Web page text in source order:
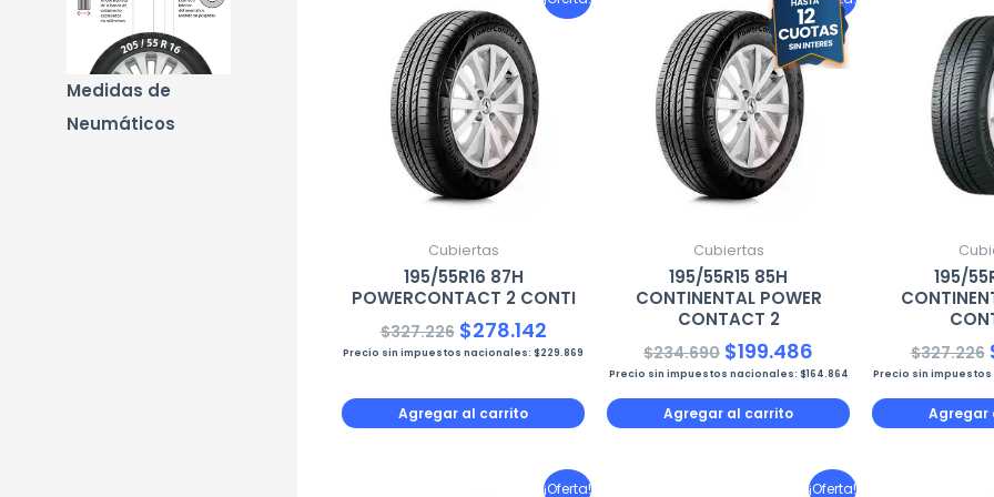
Medidas de
Neumáticos
Cubiertas
195/55R16 87H
POWERCONTACT 2 CONTI
$327.226
precio
original
era:
$327.226.
$278.142
precio
Precio sin impuestos nacionales:$229.869
Agregar al carrito
Cubiertas
195/55R15 85H
CONTINENTAL POWER
CONTACT 2
$234.690
precio
original
era:
$234.690.
$199.486
precio
actual
es:
Precio sin impuestos nacionales: $164.864
Agregar al carrito
195/
$327.226
Precio sin
Agregar
¡Oferta!
El
¡Oferta!
El